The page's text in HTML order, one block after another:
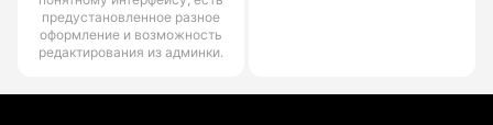
предустановленное разное
оформление и возможность
редактирования из админки.